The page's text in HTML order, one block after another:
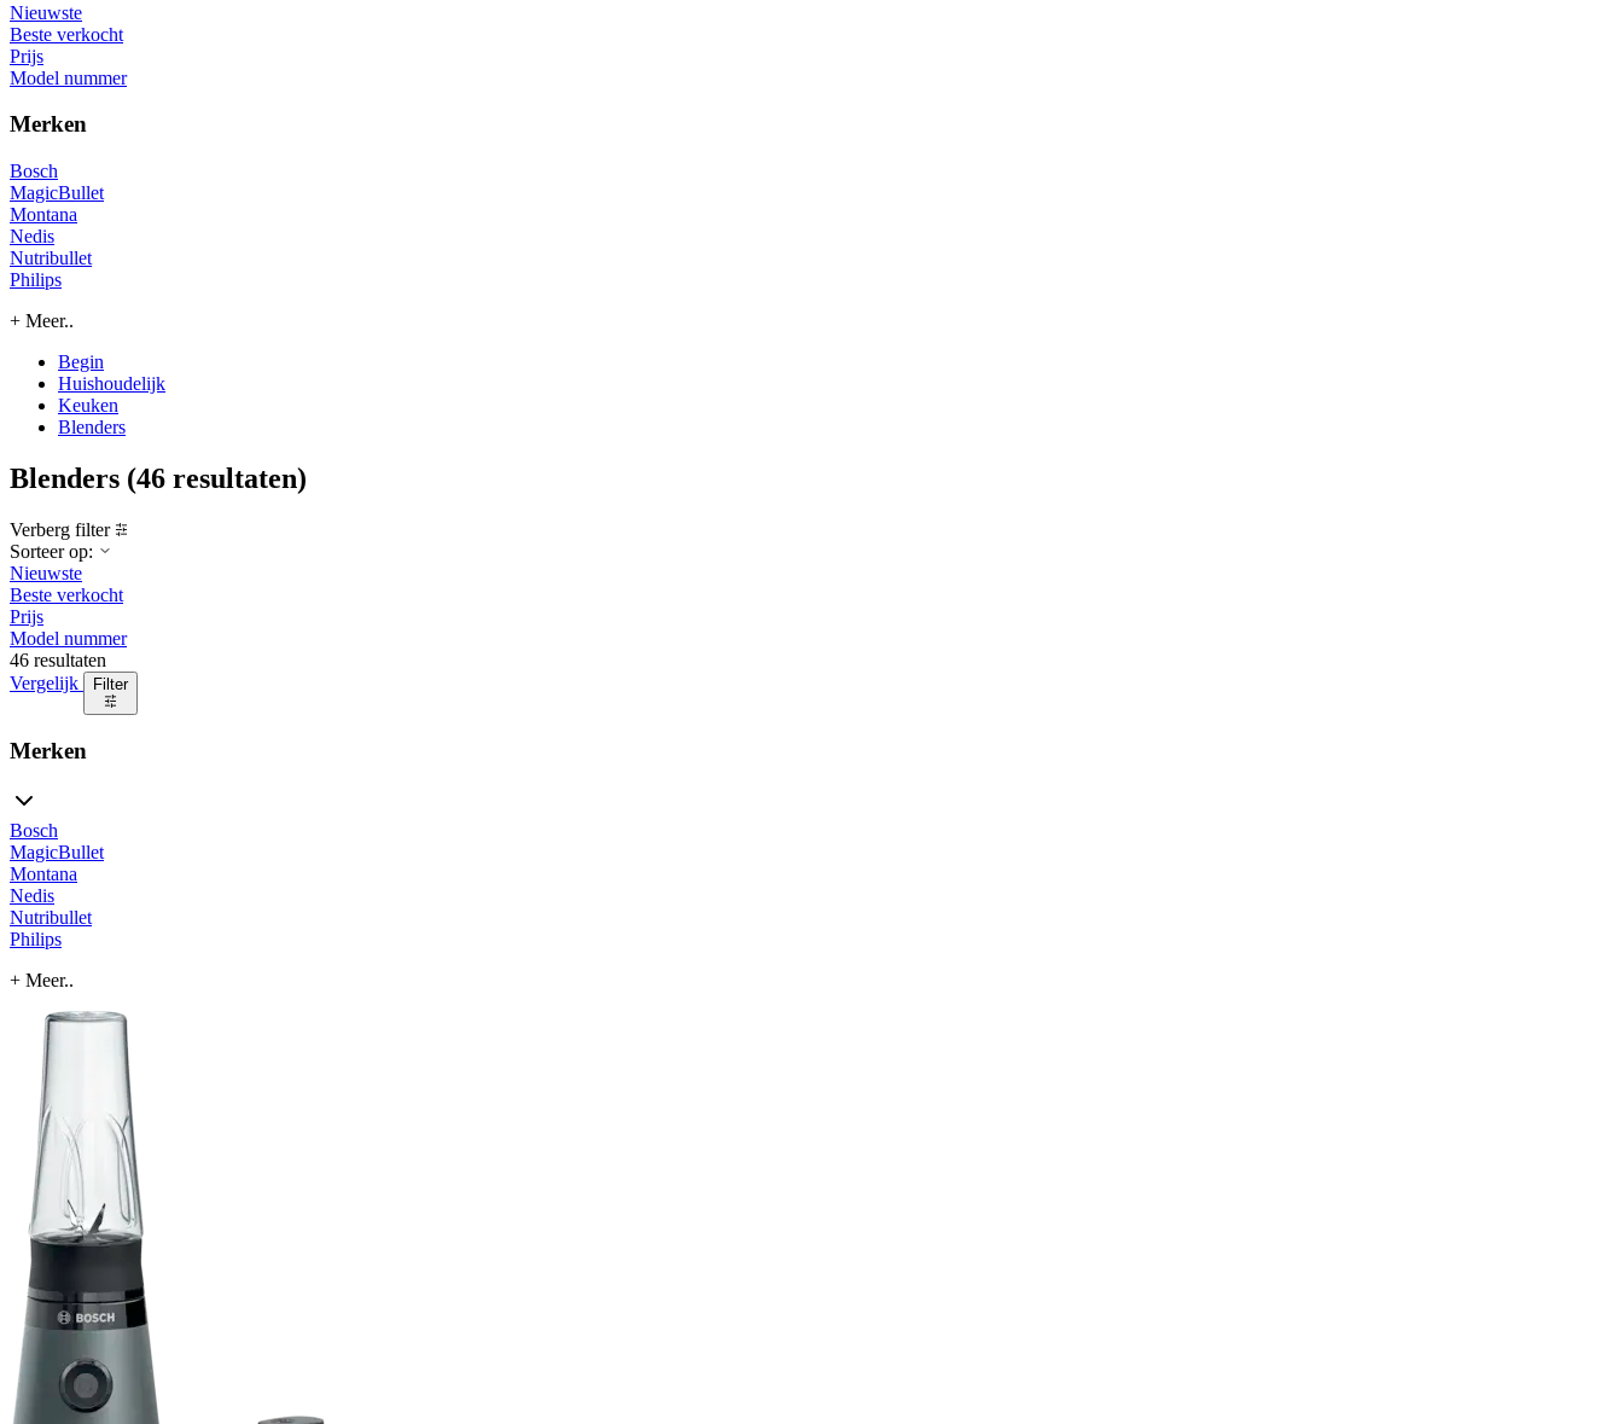
Nieuwste
Beste verkocht
Prijs
Model nummer
Merken
Bosch
MagicBullet
Montana
Nedis
Nutribullet
Philips
+ Meer..
Begin
Huishoudelijk
Keuken
Blenders
Blenders (46 resultaten)
Verberg filter
Sorteer op:
Nieuwste
Beste verkocht
Prijs
Model nummer
46 resultaten
Vergelijk
Filter
Merken
Bosch
MagicBullet
Montana
Nedis
Nutribullet
Philips
+ Meer..